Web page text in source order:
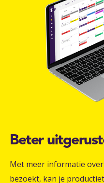
Beter
Met meer informatie
bezoekt, kan je